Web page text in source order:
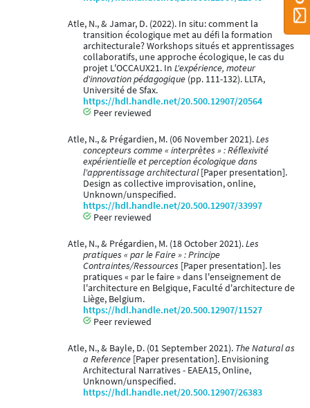
Atle, N., & Jamar, D. (2022). In situ: comment la
transition écologique met au défi la formation
architecturale? Workshops situés et apprentissages
collaboratifs, une approche écologique, le cas du
projet L'OCCAUX21. In L'expérience, moteur
d'innovation pédagogique (pp. 111-132). LLTA,
Université de Sfax.
https://hdl.handle.net/20.500.12907/20564
Peer reviewed
Atle, N., & Prégardien, M. (06 November 2021).Les
concepteurs comme « interprètes » : Réflexivité
expérientielle et perception écologique dans
l'apprentissage architectural[Paper presentation].
Design as collective improvisation, online,
Unknown/unspecified.
https://hdl.handle.net/20.500.12907/33997
Peer reviewed
Atle, N., & Prégardien, M. (18 October 2021).Les
pratiques « par le Faire » : Principe
Contraintes/Ressources [Paper presentation]. les
pratiques « par le faire » dans l'enseignement de
l'architecture en Belgique, Faculté d'architecture de
Liège, Belgium.
https://hdl.handle.net/20.500.12907/11527
Peer reviewed
Atle, N., & Bayle, D. (01 September 2021). The Natural as
a Reference [Paper presentation]. Envisioning
Architectural Narratives - EAEA15, Online,
Unknown/unspecified.
https://hdl.handle.net/20.500.12907/26383